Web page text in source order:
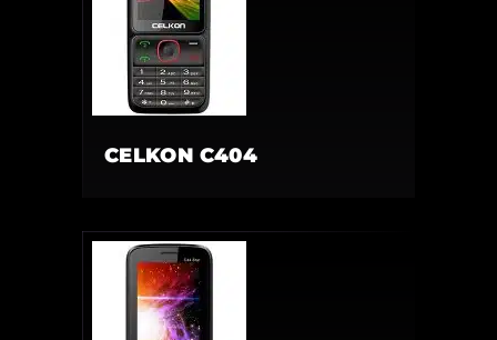
CELKON C404